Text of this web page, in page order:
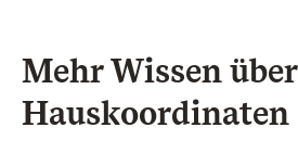
Mehr Wissen über
Hauskoordinaten